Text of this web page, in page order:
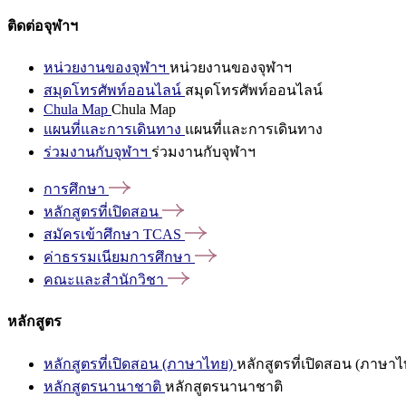
ติดต่อจุฬาฯ
หน่วยงานของจุฬาฯ หน่วยงานของจุฬาฯ
สมุดโทรศัพท์ออนไลน์ สมุดโทรศัพท์ออนไลน์
Chula Map Chula Map
แผนที่และการเดินทาง แผนที่และการเดินทาง
ร่วมงานกับจุฬาฯ ร่วมงานกับจุฬาฯ
การศึกษา
หลักสูตรที่เปิดสอน
สมัครเข้าศึกษา TCAS
ค่าธรรมเนียมการศึกษา
คณะและสำนักวิชา
หลักสูตร
หลักสูตรที่เปิดสอน (ภาษาไทย) หลักสูตรที่เปิดสอน (ภาษาไ
หลักสูตรนานาชาติ หลักสูตรนานาชาติ